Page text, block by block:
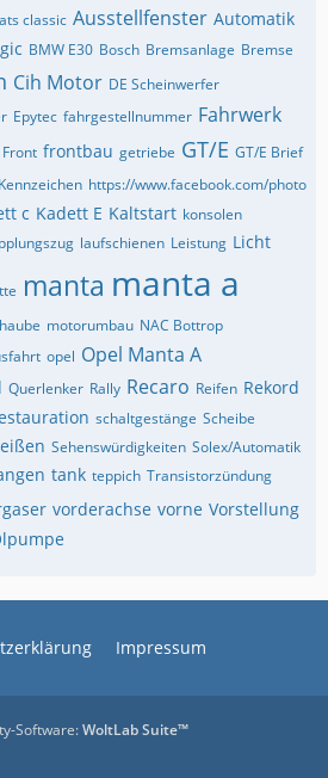
ats classic Ausstellfenster Automatik
BMW E30 Bosch Bremsanlage Bremse
Cih Motor DE Scheinwerfer
Epytec fahrgestellnummer Fahrwerk
Front frontbau getriebe GT/E GT/E Brief
https://www.facebook.com/photo
c Kadett E Kaltstart konsolen
laufschienen Leistung Licht
manta manta a
motorumbau NAC Bottrop
opel Opel Manta A
Querlenker Rally Recaro Reifen Rekord
schaltgestänge Scheibe
Sehenswürdigkeiten Solex/Automatik
tank teppich Transistorzündung
vorderachse vorne Vorstellung
Impressum
Software:WoltLab Suite™